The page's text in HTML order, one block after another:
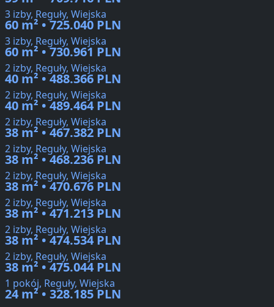
3 izby, Reguły, Wiejska
60 m² • 725.040 PLN
3 izby, Reguły, Wiejska
60 m² • 730.961 PLN
2 izby, Reguły, Wiejska
40 m² • 488.366 PLN
2 izby, Reguły, Wiejska
40 m² • 489.464 PLN
2 izby, Reguły, Wiejska
38 m² • 467.382 PLN
2 izby, Reguły, Wiejska
38 m² • 468.236 PLN
2 izby, Reguły, Wiejska
38 m² • 470.676 PLN
2 izby, Reguły, Wiejska
38 m² • 471.213 PLN
2 izby, Reguły, Wiejska
38 m² • 474.534 PLN
2 izby, Reguły, Wiejska
38 m² • 475.044 PLN
1 pokój, Reguły, Wiejska
24 m² • 328.185 PLN